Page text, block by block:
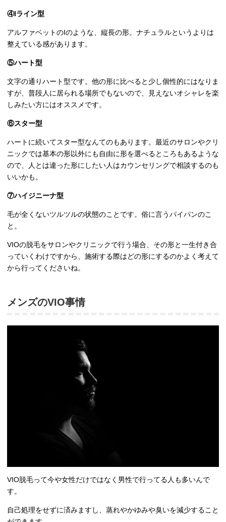
④Iライン型
アルファベットのIのような、縦長の形。ナチュラルというよりは
整えている感があります。
⑤ハート型
文字の通りハート型です。他の形に比べると少し個性的にはなりま
すが、普段人に居られる場所でもないので、見えないオシャレを楽
しみたい方にはオススメです。
⑥スター型
ハートに続いてスター型なんてのもあります。最近のサロンやクリ
ニックでは基本の形以外にも自由に形を選べるところもあるような
ので、人とは違った形にしたい人はカウンセリングで相談するのも
いいかも。
⑦ハイジニーナ型
毛が全くないツルツルの状態のことです。俗に言うパイパンのこ
と。
VIOの脱毛をサロンやクリニックで行う場合、その形と一生付き合
っていくわけですから、施術する際はどの形にするのかよく考えて
から行ってくださいね。
メンズのVIO事情
VIO脱毛って今や女性だけではなく男性で行ってる人も多いんで
す。
自己処理をせずに済みますし、蒸れやかゆみや臭いを減少すること